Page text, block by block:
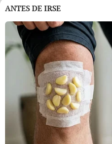
ANTES DE IRSE